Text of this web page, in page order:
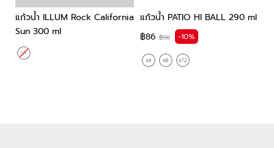
แก้วน้ำ ILLUM Rock California
Sun 300 ml
แก้วน้ำ PATIO HI BALL 290 ml
฿86 ฿96 -10%